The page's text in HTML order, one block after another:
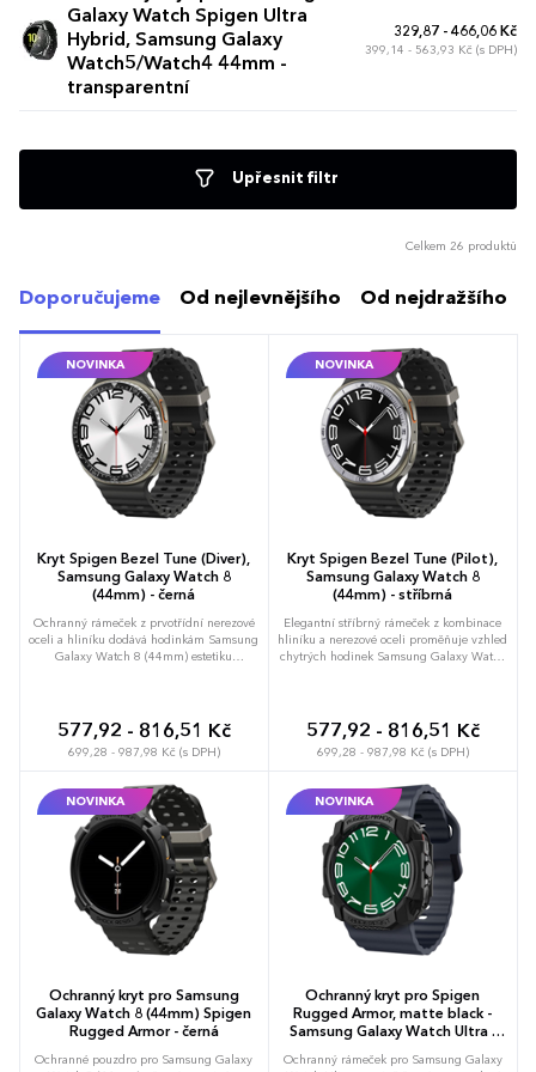
Galaxy Watch Spigen Ultra
Hybrid, Samsung Galaxy
Watch5/Watch4 44mm -
transparentní
329,87 - 466,06 Kč
399,14 - 563,93 Kč (s DPH)
Upřesnit filtr
Celkem 26 produktů
Doporučujeme Od nejlevnějšího Od nejdražšího
NOVINKA
Kryt Spigen Bezel Tune (Diver),
Samsung Galaxy Watch 8
(44mm) - černá
Ochranný rámeček z prvotřídní nerezové
oceli a hliníku dodává hodinkám Samsung
Galaxy Watch 8 (44mm) estetiku
displej před poškrábáním při každodenní
manipulaci. Instaluje se snadno pomocí
pevné oboustranné lepicí pásky, která
uvolnění. Černé provedení s precizně
vyfrézovanou stupnicí podtrhuje sportovní
charakter a zvyšuje vizuální hodnotu
zařízení. Možnost brandingu: Produkt lze
opatřit potiskem dle vašich požadavků.
Rádi vám doporučíme nejvhodnější
technologii potisku s ohledem na design i
váš rozpočet.
577,92 - 816,51 Kč
699,28 - 987,98 Kč (s DPH)
NOVINKA
Kryt Spigen Bezel Tune (Pilot),
Samsung Galaxy Watch 8
(44mm) - stříbrná
Elegantní stříbrný rámeček z kombinace
hliníku a nerezové oceli proměňuje vzhled
chytrých hodinek Samsung Galaxy Watch
přímého poškození při kontaktu s tvrdými
povrchy. Umožňuje jednoduchou montáž
přímo na tělo hodinek pomocí speciální
nezanechává stopy po odstranění. Precizní
zpracování kovových materiálů zaručuje
dlouhou životnost a stálost vzhledu i při
náročném používání. Možnost brandingu:
Produkt lze opatřit potiskem dle vašich
požadavků. Rádi vám doporučíme
nejvhodnější technologii potisku s
ohledem na design i váš rozpočet.
577,92 - 816,51 Kč
699,28 - 987,98 Kč (s DPH)
NOVINKA
Ochranný kryt pro Samsung
Galaxy Watch 8 (44mm) Spigen
Rugged Armor - černá
Ochranné pouzdro pro Samsung Galaxy
NOVINKA
Ochranný kryt pro Spigen
Rugged Armor, matte black -
Samsung Galaxy Watch Ultra -
Ochranný rámeček pro Samsung Galaxy